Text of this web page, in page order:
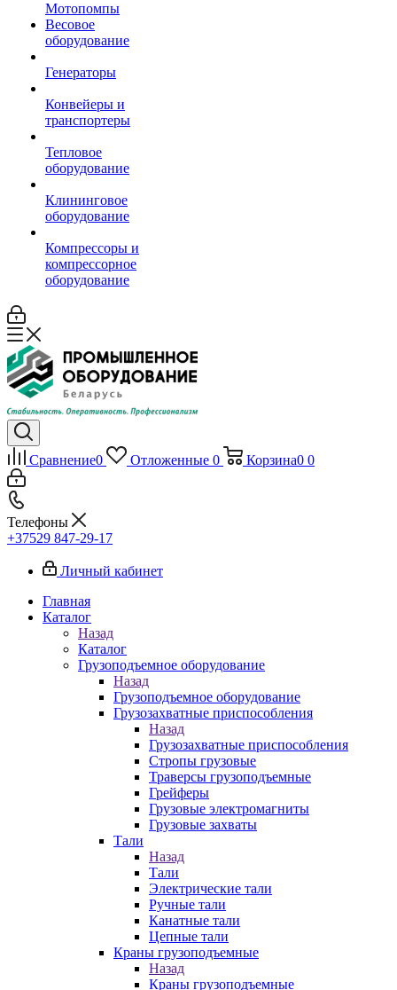
Мотопомпы
Весовое
оборудование
Генераторы
Конвейеры и
транспортеры
Тепловое
оборудование
Клининговое
оборудование
Компрессоры и
компрессорное
оборудование
Сравнение0 Отложенные 0 Корзина0 0
Телефоны
+37529 847-29-17‬
Личный кабинет
Главная
Каталог
Назад
Каталог
Грузоподъемное оборудование
Назад
Грузоподъемное оборудование
Грузозахватные приспособления
Назад
Грузозахватные приспособления
Стропы грузовые
Траверсы грузоподъемные
Грейферы
Грузовые электромагниты
Грузовые захваты
Тали
Назад
Тали
Электрические тали
Ручные тали
Канатные тали
Цепные тали
Краны грузоподъемные
Назад
Краны грузоподъемные